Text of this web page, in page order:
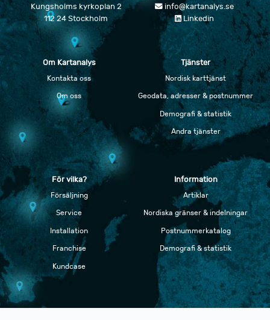
Kungsholms kyrkoplan 2
112 24 Stockholm
info@kartanalys.se
Linkedin
Om Kartanalys
Kontakta oss
Om oss
Tjänster
Nordisk karttjänst
Geodata, adresser & postnummer
Demografi & statistik
Andra tjänster
För vilka?
Försäljning
Service
Installation
Franchise
Kundcase
Information
Artiklar
Nordiska gränser & indelningar
Postnummerkatalog
Demografi & statistik